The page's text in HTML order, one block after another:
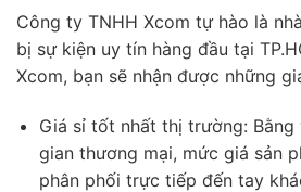
Công ty TNHH Xcom tự hào là
bị sự kiện uy tín hàng đầu tại
Xcom, bạn sẽ nhận được những
Giá sỉ tốt nhất thị trường:
gian thương mại, mức giá sản
phân phối trực tiếp đến tay